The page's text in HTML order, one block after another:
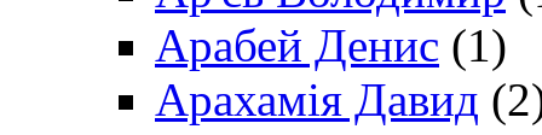
Арабей Денис (1)
Арахамія Давид